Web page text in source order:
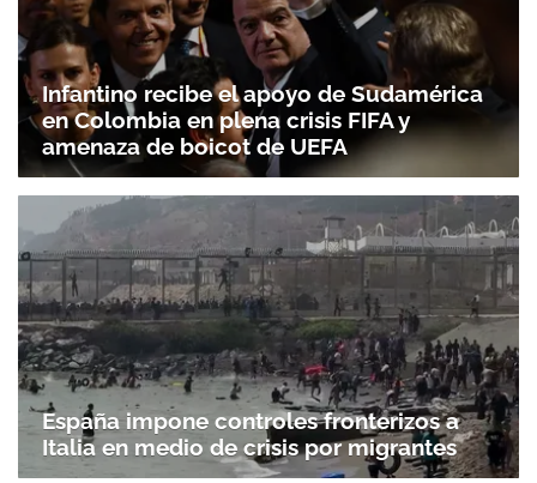
Infantino recibe el apoyo de Sudamérica
en Colombia en plena crisis FIFA y
amenaza de boicot de UEFA
España impone controles fronterizos a
Italia en medio de crisis por migrantes